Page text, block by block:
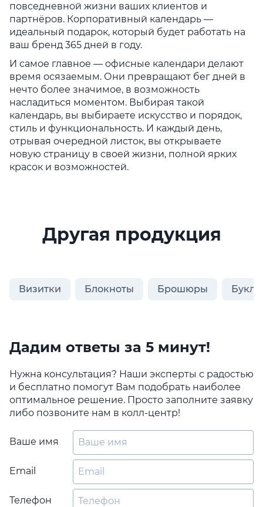
повседневной жизни ваших клиентов и
партнёров. Корпоративный календарь —
идеальный подарок, который будет работать на
ваш бренд 365 дней в году.
И самое главное — офисные календари делают
время осязаемым. Они превращают бег дней в
нечто более значимое, в возможность
насладиться моментом. Выбирая такой
календарь, вы выбираете искусство и порядок,
стиль и функциональность. И каждый день,
отрывая очередной листок, вы открываете
новую страницу в своей жизни, полной ярких
красок и возможностей.
Другая продукция
Визитки Блокноты Брошюры
Дадим ответы за 5 минут!
Нужна консультация? Наши эксперты с радостью
и бесплатно помогут Вам подобрать наиболее
оптимальное решение. Просто заполните заявку
либо позвоните нам в колл-центр!
Ваше имя
Email
Телефон